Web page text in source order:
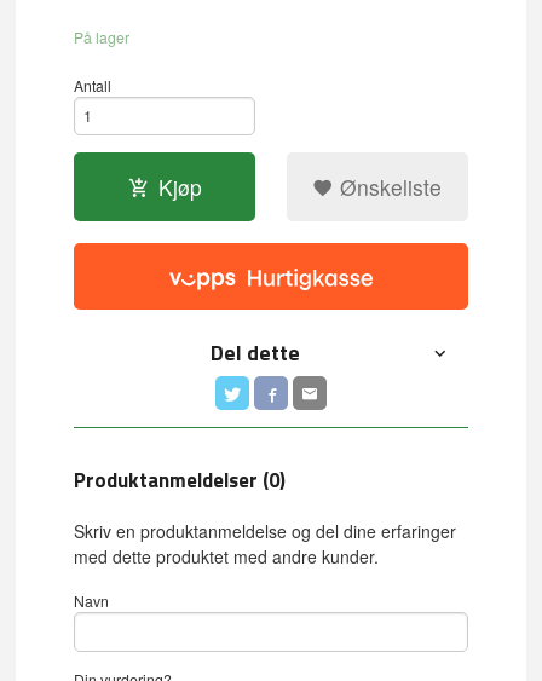
På lager
Antall
Kjøp Ønskeliste
Del dette
Produktanmeldelser (0)
Skriv en produktanmeldelse og del dine erfaringer
med dette produktet med andre kunder.
Navn